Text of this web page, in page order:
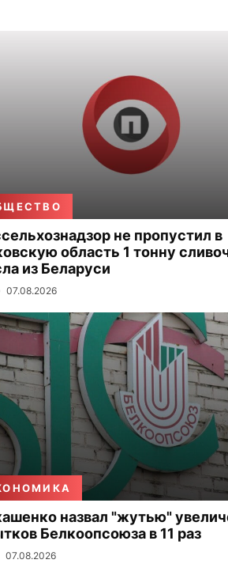
не пропустил в
область 1 тонну
из Беларуси
07.08.2026
назвал "жутью"
Белкоопсоюза в 11 раз
07.08.2026